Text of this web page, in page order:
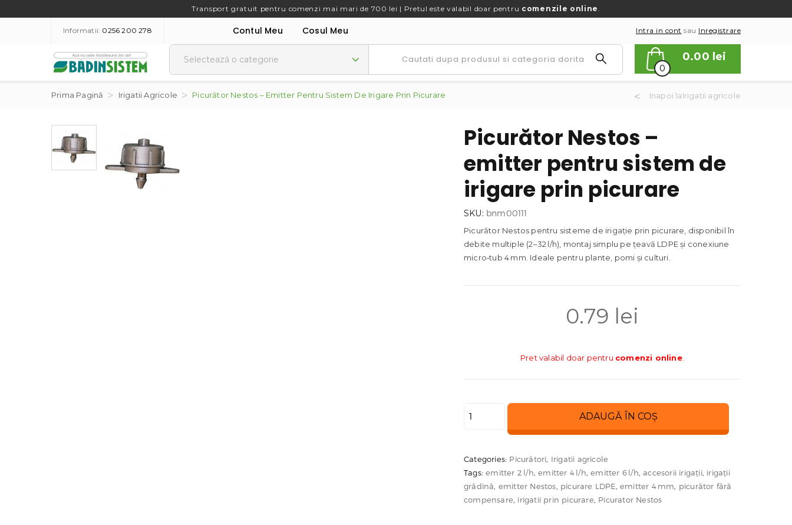
Transport gratuit pentru comenzi mai mari de 700 lei | Pretul este valabil doar pentru comenzile online.
Informatii: 0256 200 278 Contul Meu Cosul Meu Intra in cont sau Inregistrare
0
0.00 lei
Prima Pagină Irigatii Agricole Picurător Nestos – Emitter Pentru Sistem De Irigare Prin Picurare Inapoi laIrigatii agricole
Picurător Nestos –
emitter pentru sistem de
irigare prin picurare
SKU: bnm00111
Picurător Nestos pentru sisteme de irigație prin picurare, disponibil în
debite multiple (2–32 l/h), montaj simplu pe țeavă LDPE și conexiune
micro‑tub 4 mm. Ideale pentru plante, pomi și culturi.
0.79 lei
Pret valabil doar pentru comenzi online.
Cantitate
–
emitter
pentru
sistem
ADAUGĂ ÎN COȘ
Categories: Picurători, Irigatii agricole
Tags:emitter 2 l/h,emitter 4 l/h,emitter 6 l/h,accesorii irigații, irigații
grădină, emitter Nestos, picurare LDPE,emitter 4 mm, picurător fără
compensare, irigatii prin picurare, Picurator Nestos